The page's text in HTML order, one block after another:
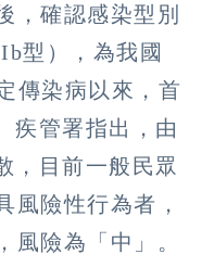
，確認感染型別
型），為我國
傳染病以來，首
疾管署指出，由
，目前一般民眾
風險性行為者，
風險為「中」。